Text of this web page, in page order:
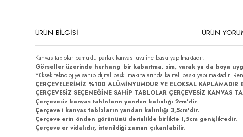
ÜRÜN BİLGİSİ ÜRÜN
Kanvas tablolar pamuklu parlak kanvas tuvaline baskı yapılmaktadır.
Görseller üzerinde herhangi bir kabartma, sim, varak ya da boya
Yüksek teknolojiye sahip dijital baskı makinalarında kaliteli baskı yapılmaktadır.
ÇERÇEVELERİMİZ %100 ALÜMİNYUMDUR VE ELOKSAL
ÇERÇEVESİZ SEÇENEĞİNE SAHİP TABLOLAR ÇERÇEVESİZ KANVAS
Çerçevesiz kanvas tabloların yandan kalınlığı 2cm'dir.
Çerçeveli kanvas tabloların yandan kalınlığı 3,5cm'dir.
Çerçevelerin önden görünümü derinlikle birlikte 1,5cm genişliktedir.
Çerçeveler vidalıdır, istenildiği zaman çıkarılabilir.